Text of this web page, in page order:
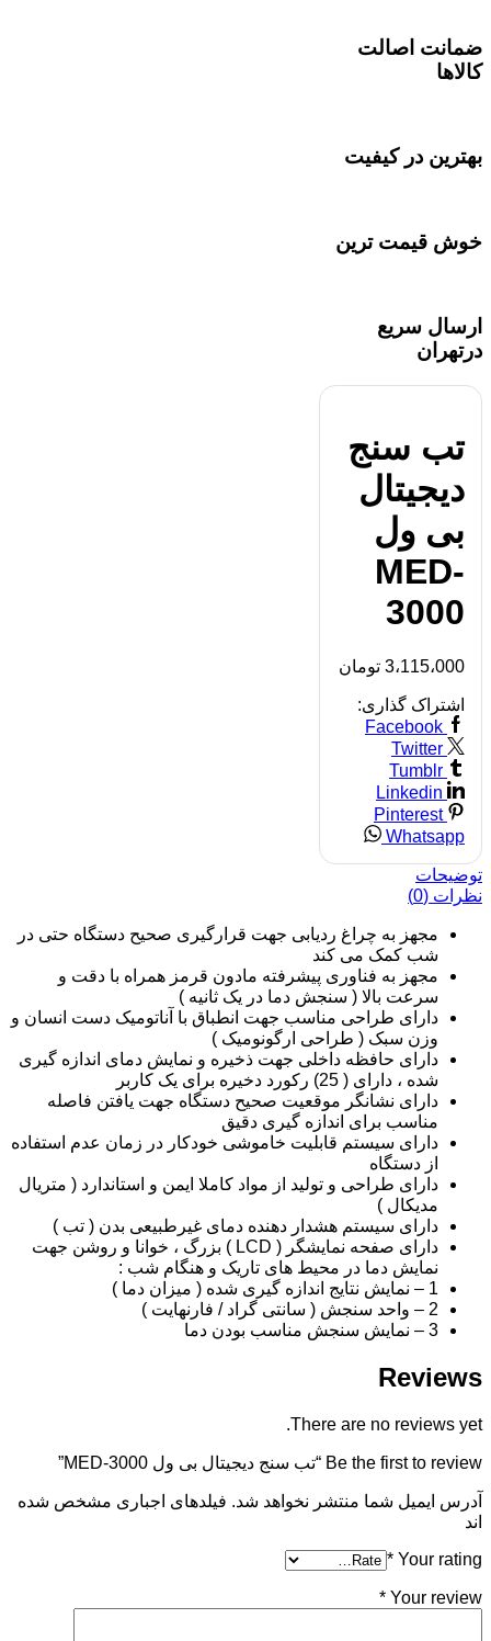
ضمانت اصالت
کالاها
بهترین در کیفیت
خوش قیمت ترین
ارسال سریع
درتهران
تب سنج
دیجیتال
بی ول
MED-
3000
3،115،000 تومان
اشتراک گذاری:
Facebook
Twitter
Tumblr
Linkedin
Pinterest
Whatsapp
توضیحات
نظرات (0)
مجهز به چراغ ردیابی جهت قرارگیری صحیح دستگاه حتی در
شب کمک می کند
مجهز به فناوری پیشرفته مادون قرمز همراه با دقت و
سرعت بالا ( سنجش دما در یک ثانیه )
دارای طراحی مناسب جهت انطباق با آناتومیک دست انسان و
وزن سبک ( طراحی ارگونومیک )
دارای حافظه داخلی جهت ذخیره و نمایش دمای اندازه گیری
شده ، دارای ( 25) رکورد دخیره برای یک کاربر
دارای نشانگر موقعیت صحیح دستگاه جهت یافتن فاصله
مناسب برای اندازه گیری دقیق
دارای سیستم قابلیت خاموشی خودکار در زمان عدم استفاده
از دستگاه
دارای طراحی و تولید از مواد کاملا ایمن و استاندارد ( متریال
مدیکال )
دارای سیستم هشدار دهنده دمای غیرطبیعی بدن ( تب )
دارای صفحه نمایشگر ( LCD ) بزرگ ، خوانا و روشن جهت
نمایش دما در محیط های تاریک و هنگام شب :
1 – نمایش نتایج اندازه گیری شده ( میزان دما )
2 – واحد سنجش ( سانتی گراد / فارنهایت )
3 – نمایش سنجش مناسب بودن دما
Reviews
There are no reviews yet.
Be the first to review “تب سنج دیجیتال بی ول MED-3000”
آدرس ایمیل شما منتشر نخواهد شد. فیلدهای اجباری مشخص شده
اند
Your rating
*
Your review
*